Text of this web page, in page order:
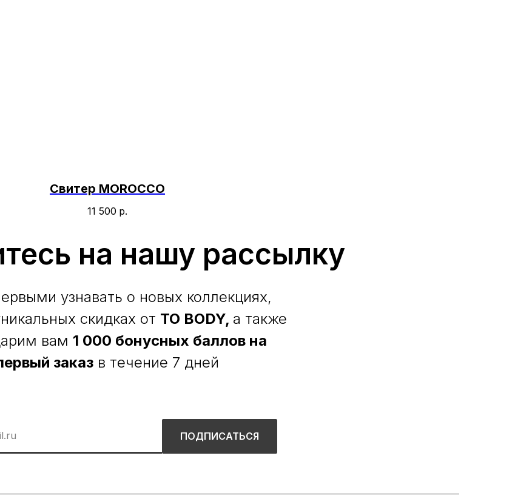
Свитер MOROCCO
11 500 р.
на нашу рассылку
узнавать о новых коллекциях,
скидках от TO BODY, а также
вам 1 000 бонусных баллов на
заказ в течение 7 дней
ПОДПИСАТЬСЯ